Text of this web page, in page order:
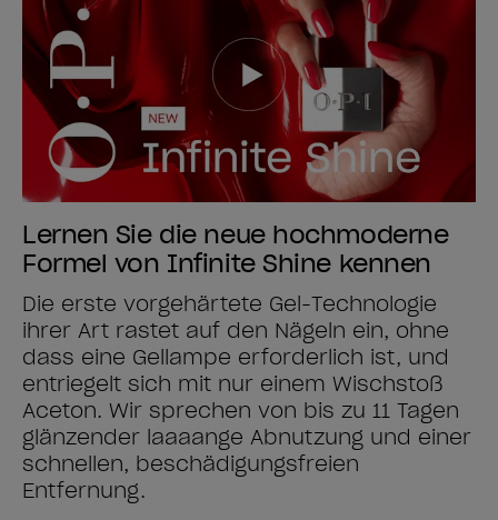
Lernen Sie die neue hochmoderne
Formel von Infinite Shine kennen
Die erste vorgehärtete Gel-Technologie
ihrer Art rastet auf den Nägeln ein, ohne
dass eine Gellampe erforderlich ist, und
entriegelt sich mit nur einem Wischstoß
Aceton. Wir sprechen von bis zu 11 Tagen
glänzender laaaange Abnutzung und einer
schnellen, beschädigungsfreien
Entfernung.